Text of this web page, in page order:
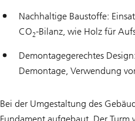
Nachhaltige Baustoffe:
CO2-Bilanz, wie Holz für
Demontagegerechtes
Demontage, Verwendung
Bei der Umgestaltung des